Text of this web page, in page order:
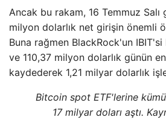
Ancak bu rakam, 16 Temmuz
milyon dolarlık net girişin önemli
Buna rağmen BlackRock'un
ve 110,37 milyon dolarlık günün
kaydederek 1,21 milyar dolarlık
Bitcoin spot ETF'lerine
17 milyar doları aştı.